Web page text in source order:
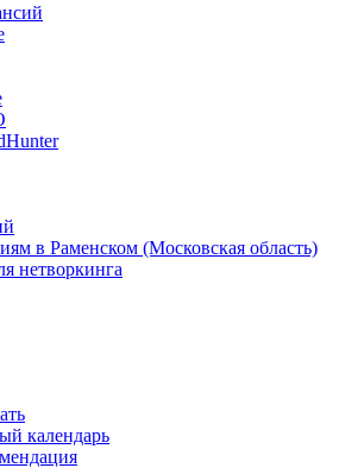
в Раменском (Московская область)
нетворкинга
календарь